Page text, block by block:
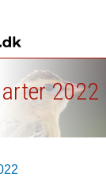
2022